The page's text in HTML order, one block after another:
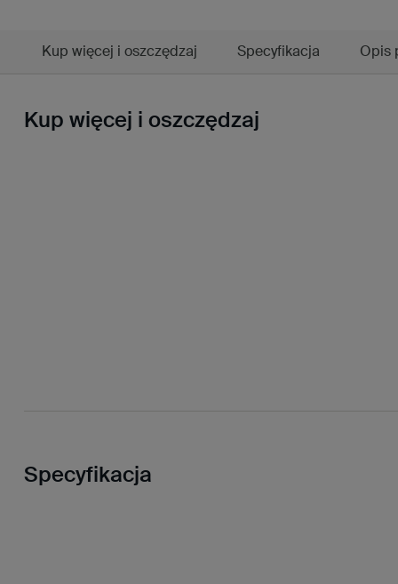
Kup więcej i oszczędzaj Specyfikacja Opis
Kup więcej i oszczędzaj
Specyfikacja